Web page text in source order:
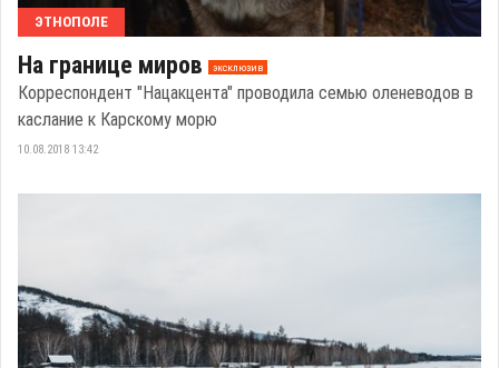
ЭТНОПОЛЕ
На границе миров эксклюзив
Корреспондент "Нацакцента" проводила семью оленеводов в
каслание к Карскому морю
10.08.2018 13:42